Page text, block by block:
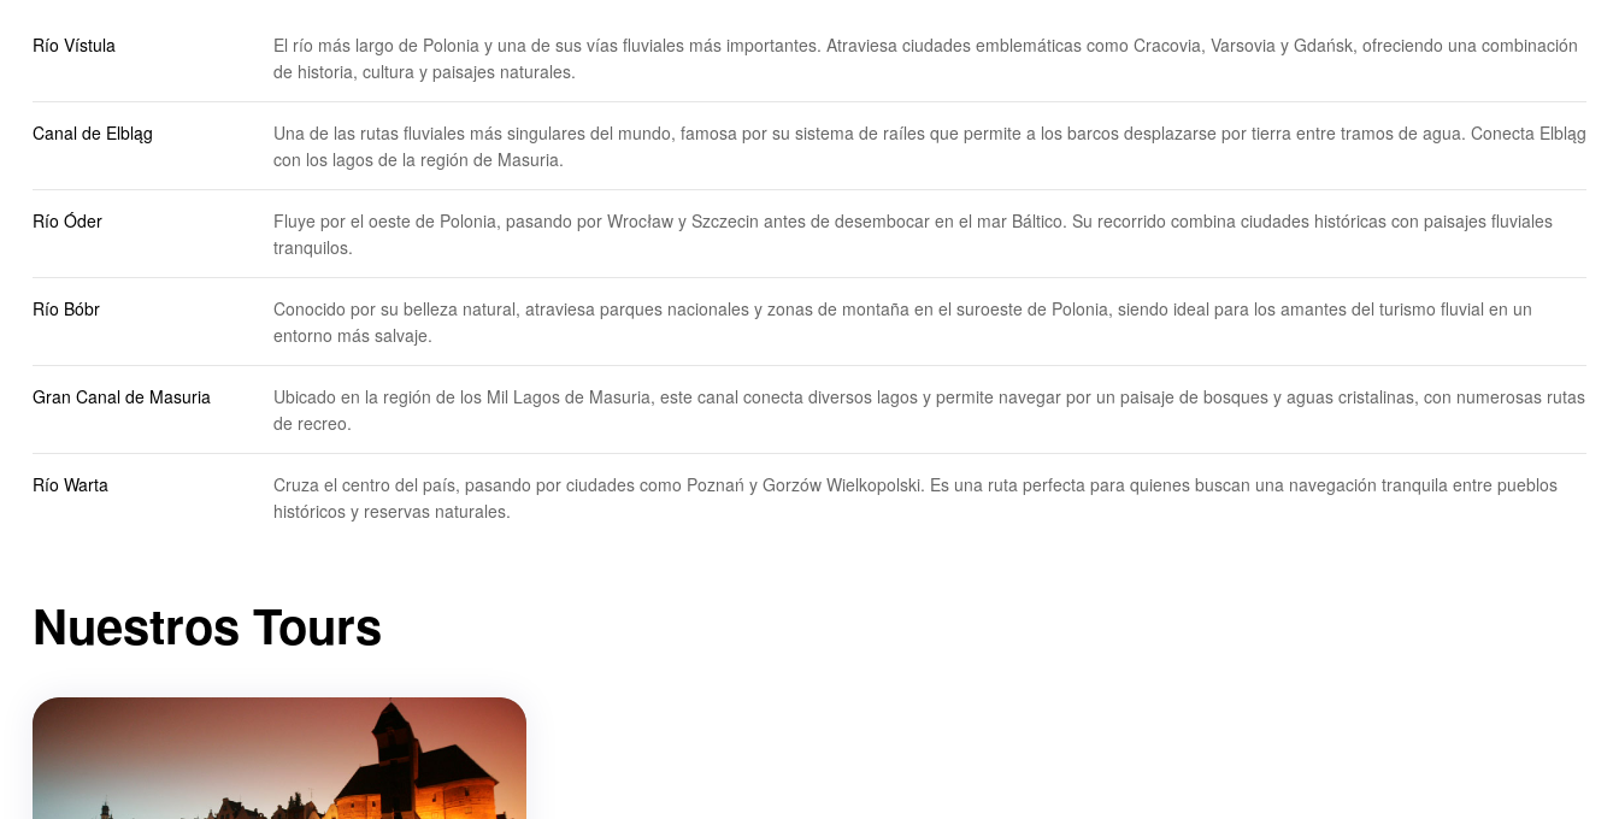
Río Vístula
El río más largo de Polonia y una de sus vías fluviales más importantes. Atraviesa ciudades emblemáticas como Cracovia, Varsovia y Gdańsk, ofreciendo una combinación
de historia, cultura y paisajes naturales.
Canal de Elbląg
Una de las rutas fluviales más singulares del mundo, famosa por su sistema de raíles que permite a los barcos desplazarse por tierra entre tramos de agua. Conecta Elbląg
con los lagos de la región de Masuria.
Río Óder
Fluye por el oeste de Polonia, pasando por Wrocław y Szczecin antes de desembocar en el mar Báltico. Su recorrido combina ciudades históricas con paisajes fluviales
tranquilos.
Río Bóbr
Conocido por su belleza natural, atraviesa parques nacionales y zonas de montaña en el suroeste de Polonia, siendo ideal para los amantes del turismo fluvial en un
entorno más salvaje.
Gran Canal de Masuria
Ubicado en la región de los Mil Lagos de Masuria, este canal conecta diversos lagos y permite navegar por un paisaje de bosques y aguas cristalinas, con numerosas rutas
de recreo.
Río Warta
Cruza el centro del país, pasando por ciudades como Poznań y Gorzów Wielkopolski. Es una ruta perfecta para quienes buscan una navegación tranquila entre pueblos
históricos y reservas naturales.
Nuestros Tours